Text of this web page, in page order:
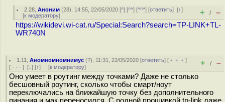
2.28 ,Аноним (28), 14:55, 22/05/2020 [^] [^^] [^^^] [ответить][↑]
[к модератору] + / –
https://wikidevi.wi-cat.ru/Special:Search?search=TP-LINK+TL-
WR740N
1.11 ,Аномномномнимус (?), 11:31, 22/05/2020 [ответить] [ ﹢﹢﹢]
[ · · · ] [↓] [↑] [к модератору] + / –
Оно умеет в роутинг между точками? Даже не столько
бесшовный роутинг, сколько чтобы смарт/ноут
переключались на ближайшую точку без дополнительного